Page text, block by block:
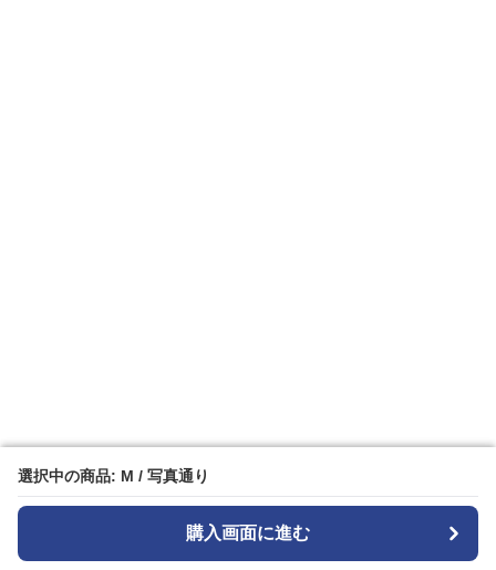
選択中の商品: M / 写真通り
購入画面に進む
選択中の商品: M / 写真通り
購入画面に進む